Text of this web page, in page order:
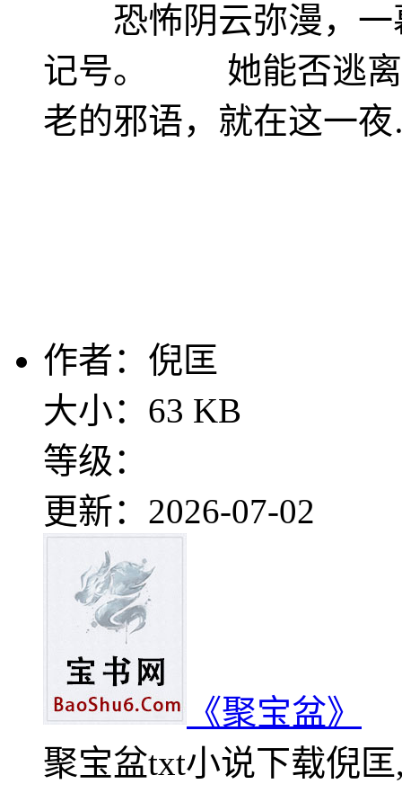
恐怖阴云弥漫，一
记号。 她能否逃离
老的邪语，就在这一
作者：倪匡
大小：63 KB
等级：
更新：2026-07-02
《聚宝盆》
聚宝盆txt小说下载倪